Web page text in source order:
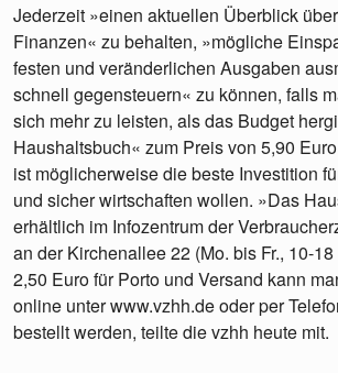
Jederzeit »einen aktuellen Überblick
Finanzen« zu behalten, »mögliche
festen und veränderlichen Ausgaben
schnell gegensteuern« zu können, falls
sich mehr zu leisten, als das Budget
Haushaltsbuch« zum Preis von 5,90
ist möglicherweise die beste Investition
und sicher wirtschaften wollen. »Das
erhältlich im Infozentrum der
an der Kirchenallee 22 (Mo. bis Fr., 10-
2,50 Euro für Porto und Versand kann
online unter www.vzhh.de oder per
bestellt werden, teilte die vzhh heute mit.